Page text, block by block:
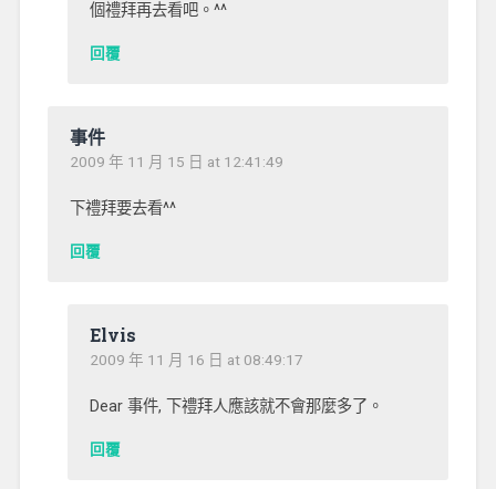
個禮拜再去看吧。^^
回覆
事件
2009 年 11 月 15 日 at 12:41:49
下禮拜要去看^^
回覆
Elvis
2009 年 11 月 16 日 at 08:49:17
Dear 事件, 下禮拜人應該就不會那麼多了。
回覆